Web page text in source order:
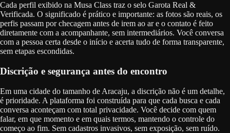
Cada perfil exibido na Musa Class traz o selo Garota Real &
Verificada. O significado é prático e importante: as fotos são reais, os
perfis passam por checagem antes de irem ao ar e o contato é feito
diretamente com a acompanhante, sem intermediários. Você conversa
com a pessoa certa desde o início e acerta tudo de forma transparente,
sem etapas escondidas.
Discrição e segurança antes do encontro
Em uma cidade do tamanho de Aracaju, a discrição não é um detalhe,
é prioridade. A plataforma foi construída para que cada busca e cada
conversa aconteçam com total privacidade. Você decide com quem
falar, em que momento e em quais termos, mantendo o controle do
começo ao fim. Sem cadastros invasivos, sem exposição, sem ruído.